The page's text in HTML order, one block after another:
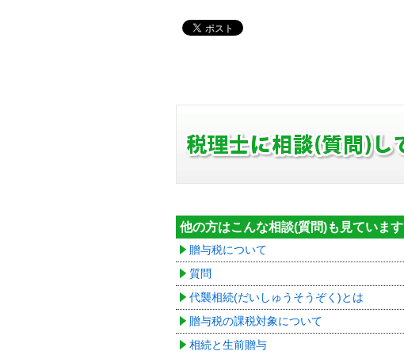
他の方はこんな相談(質問)も見ています
贈与税について
質問
代襲相続(だいしゅうそうぞく)とは
贈与税の課税対象について
相続と生前贈与